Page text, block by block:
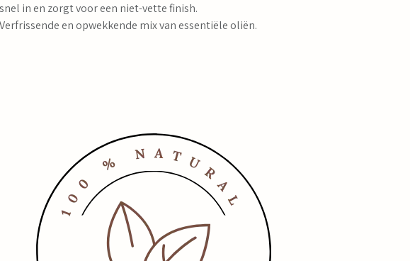
snel in en zorgt voor een niet-vette finish.
Verfrissende en opwekkende mix van essentiële oliën.